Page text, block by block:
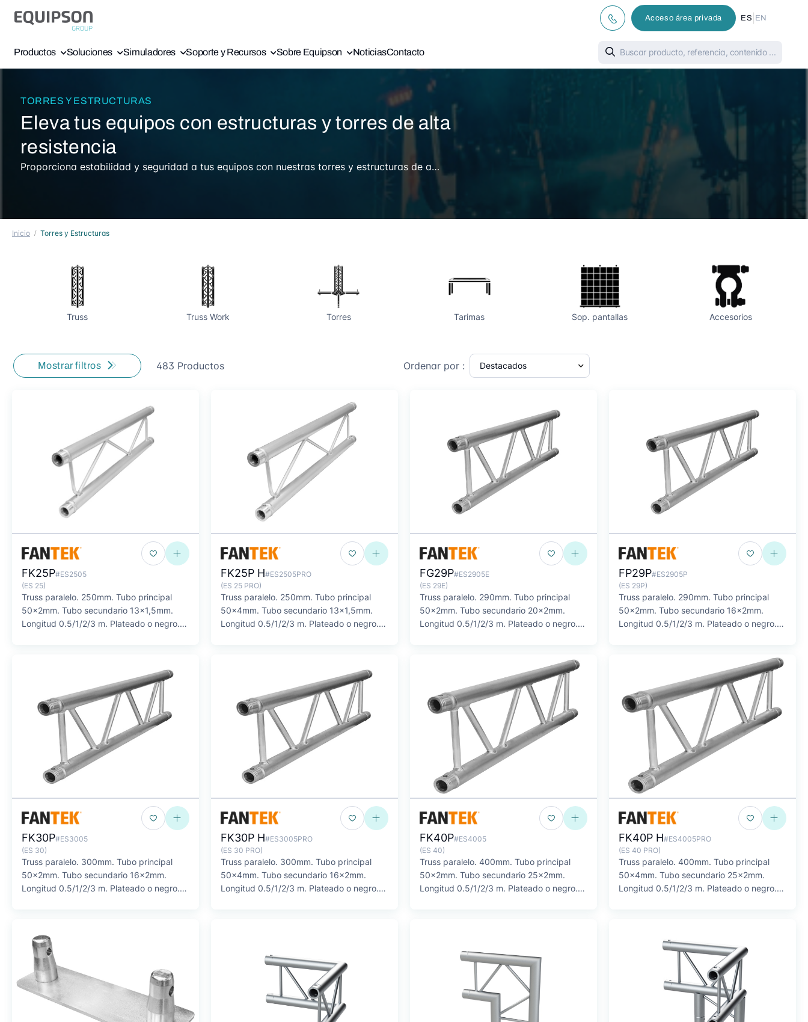
Acceso área privada ES EN
Productos Soluciones Simuladores Soporte y Recursos Sobre Equipson NoticiasContacto
TORRES Y ESTRUCTURAS
Eleva tus equipos con estructuras y torres de alta
resistencia
Proporciona estabilidad y seguridad a tus equipos con nuestras torres y estructuras de alta resistencia. Diseñadas para soportar cualquier desafío, garantizan un montaje confiable y duradero.
Inicio Torres y Estructuras
Truss Truss Work Torres Tarimas Sop. pantallas Accesorios
Mostrar filtros 483 Productos Ordenar por :
FK25P#ES2505
(ES 25)
Truss paralelo. 250mm. Tubo principal
50x2mm. Tubo secundario 13x1,5mm.
Longitud 0.5/1/2/3 m. Plateado o negro.
FK25P H#ES2505PRO
(ES 25 PRO)
Truss paralelo. 250mm. Tubo principal
50x4mm. Tubo secundario 13x1,5mm.
Longitud 0.5/1/2/3 m. Plateado o negro.
FG29P#ES2905E
(ES 29E)
Truss paralelo. 290mm. Tubo principal
50x2mm. Tubo secundario 20x2mm.
Longitud 0.5/1/2/3 m. Plateado o negro.
FP29P#ES2905P
(ES 29P)
Truss paralelo. 290mm. Tubo principal
50x2mm. Tubo secundario 16x2mm.
Longitud 0.5/1/2/3 m. Plateado o negro.
FK30P#ES3005
(ES 30)
Truss paralelo. 300mm. Tubo principal
50x2mm. Tubo secundario 16x2mm.
Longitud 0.5/1/2/3 m. Plateado o negro.
FK30P H#ES3005PRO
(ES 30 PRO)
Truss paralelo. 300mm. Tubo principal
50x4mm. Tubo secundario 16x2mm.
Longitud 0.5/1/2/3 m. Plateado o negro.
FK40P#ES4005
(ES 40)
Truss paralelo. 400mm. Tubo principal
50x2mm. Tubo secundario 25x2mm.
Longitud 0.5/1/2/3 m. Plateado o negro.
FK40P H#ES4005PRO
(ES 40 PRO)
Truss paralelo. 400mm. Tubo principal
50x4mm. Tubo secundario 25x2mm.
Longitud 0.5/1/2/3 m. Plateado o negro.